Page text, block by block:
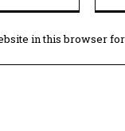
in this browser